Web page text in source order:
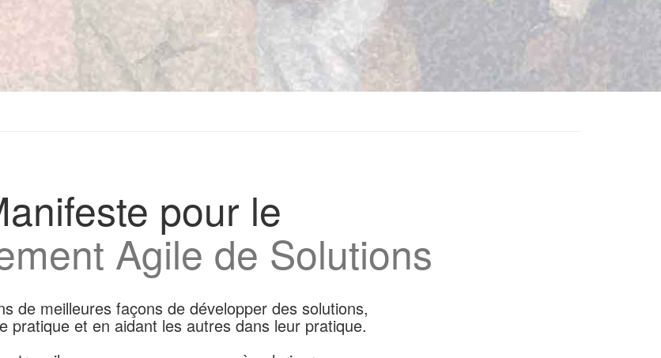
pour le
Agile de Solutions
de meilleures façons de développer des solutions,
pratique et en aidant les autres dans leur pratique.